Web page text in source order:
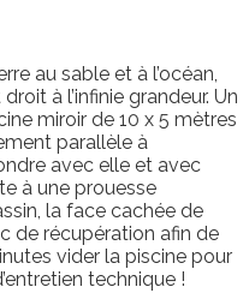
au sable et à l’océan,
à l’infinie grandeur. Un
miroir de 10 x 5 mètres
parallèle à
avec elle et avec
à une prouesse
la face cachée de
de récupération afin de
vider la piscine pour
technique !